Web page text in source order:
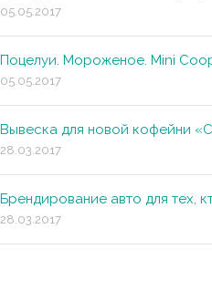
05.05.2017
Поцелуи. Мороженое. Mini
05.05.2017
Вывеска для новой кофейни
28.03.2017
Брендирование авто для тех,
28.03.2017